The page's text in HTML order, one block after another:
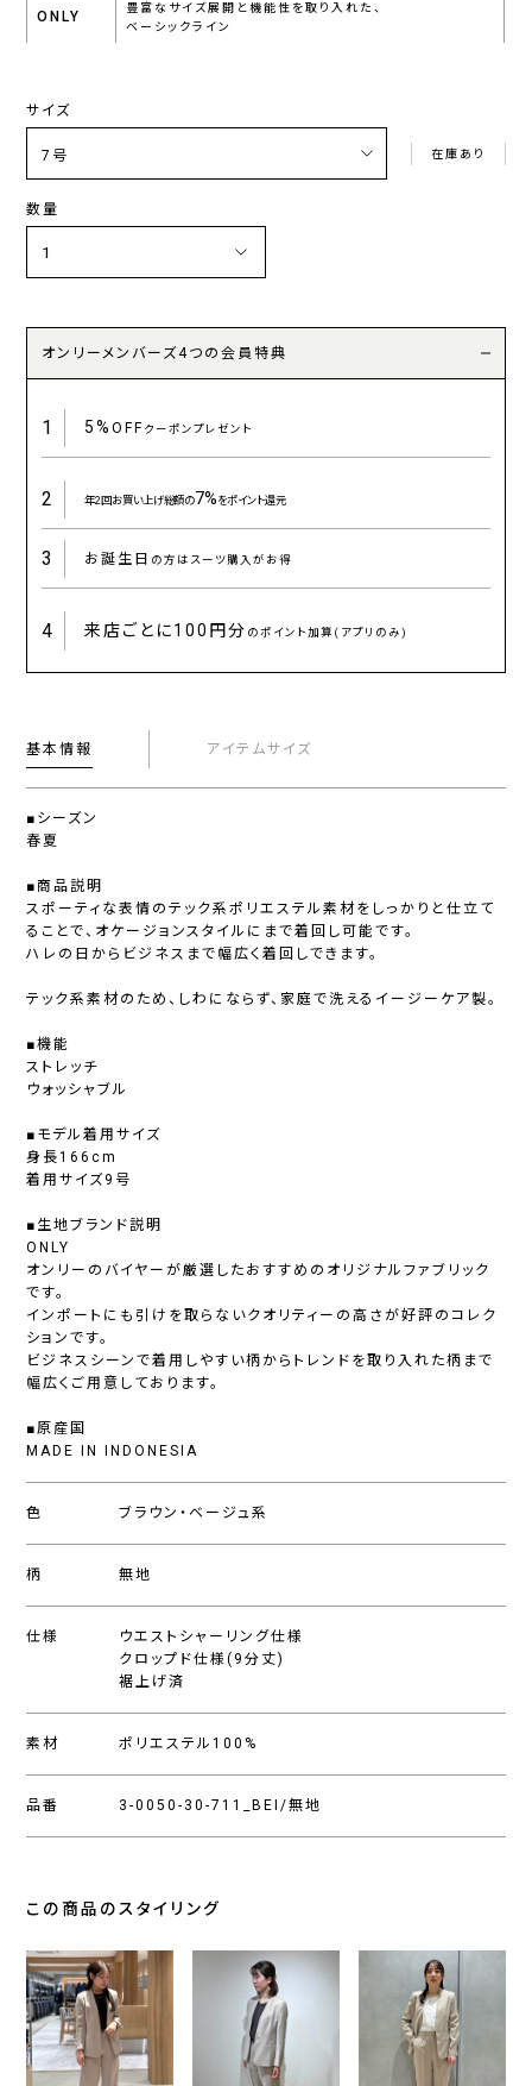
ONLY
豊富なサイズ展開と機能性を取り入れた、
ベーシックライン
サイズ
在庫あり
数量
オンリーメンバーズ4つの会員特典
1 5%OFFクーポンプレゼント
2 年2回お買い上げ総額の7%をポイント還元
3 お誕生日 の方はスーツ購入がお得
4 来店ごとに100円分 のポイント加算(アプリのみ)
基本情報 アイテムサイズ
■シーズン
春夏
■商品説明
スポーティな表情のテック系ポリエステル素材をしっかりと仕立て
ることで、オケージョンスタイルにまで着回し可能です。
ハレの日からビジネスまで幅広く着回しできます。
テック系素材のため、しわにならず、家庭で洗えるイージーケア製。
■機能
ストレッチ
ウォッシャブル
■モデル着用サイズ
身長166cm
着用サイズ9号
■生地ブランド説明
ONLY
オンリーのバイヤーが厳選したおすすめのオリジナルファブリック
です。
インポートにも引けを取らないクオリティーの高さが好評のコレク
ションです。
ビジネスシーンで着用しやすい柄からトレンドを取り入れた柄まで
幅広くご用意しております。
■原産国
MADE IN INDONESIA
色 ブラウン・ベージュ系
柄 無地
仕様
ウエストシャーリング仕様
クロップド仕様(9分丈)
裾上げ済
素材 ポリエステル100%
品番 3-0050-30-711_BEI/無地
この商品のスタイリング